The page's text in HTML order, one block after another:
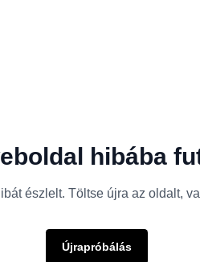
hibába
észlelt. Töltse újra az oldalt,
Újrapróbálás